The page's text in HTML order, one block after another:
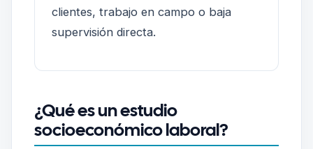
clientes, trabajo en campo o baja
supervisión directa.
¿Qué es un estudio
socioeconómico laboral?